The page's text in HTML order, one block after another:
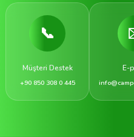
📞
Müşteri Destek
+90 850 308 0 445
E-